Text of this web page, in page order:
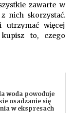
zawarte w
nich skorzystać.
utrzymać więcej
to, czego
woda powoduje
osadzanie się
w ekspresach